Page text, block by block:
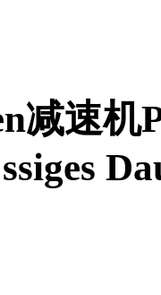
减速机